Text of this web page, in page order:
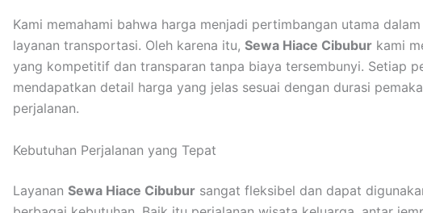
Kami memahami bahwa harga menjadi pertimbangan utama
layanan transportasi. Oleh karena itu, Sewa Hiace Cibubur kami
yang kompetitif dan transparan tanpa biaya tersembunyi. Setiap
mendapatkan detail harga yang jelas sesuai dengan durasi
perjalanan.
Kebutuhan Perjalanan yang Tepat
Layanan Sewa Hiace Cibubur sangat fleksibel dan dapat